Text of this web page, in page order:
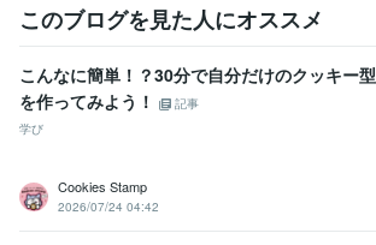
このブログを見た人にオススメ
こんなに簡単！？30分で自分だけのクッキー型
を作ってみよう！
記事
学び
Cookies Stamp
2026/07/24 04:42